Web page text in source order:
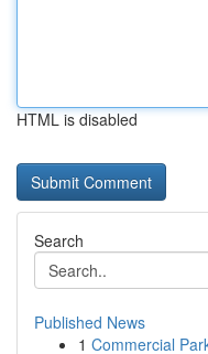
HTML is disabled
Search
Published News
1 Commercial